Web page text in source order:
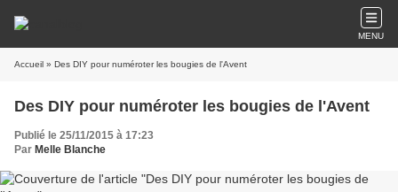
MENU
Accueil » Des DIY pour numéroter les bougies de l'Avent
Des DIY pour numéroter les bougies de l'Avent
Publié le 25/11/2015 à 17:23
Par Melle Blanche